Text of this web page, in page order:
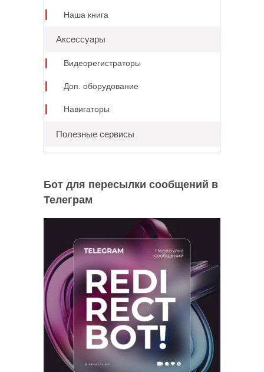
Наша книга
Аксессуары
Видеорегистраторы
Доп. оборудование
Навигаторы
Полезные сервисы
Бот для пересылки сообщений в
Телеграм